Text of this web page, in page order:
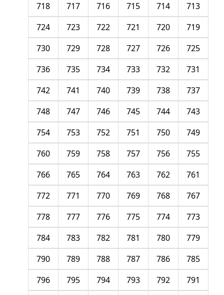
713
714
715
716
717
718
719
720
721
722
723
724
725
726
727
728
729
730
731
732
733
734
735
736
737
738
739
740
741
742
743
744
745
746
747
748
749
750
751
752
753
754
755
756
757
758
759
760
761
762
763
764
765
766
767
768
769
770
771
772
773
774
775
776
777
778
779
780
781
782
783
784
785
786
787
788
789
790
791
792
793
794
795
796